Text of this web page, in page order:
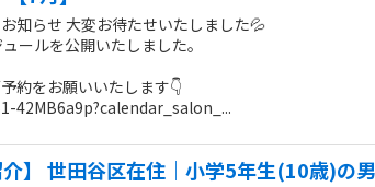
知らせ 大変お待たせいたしました💦
ールを公開いたしました。
約をお願いいたします👇
42MB6a9p?calendar_salon_...
介】 世田谷区在住｜小学5年生(10歳)の